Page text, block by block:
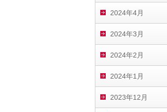
2024年4月
2024年3月
2024年2月
2024年1月
2023年12月